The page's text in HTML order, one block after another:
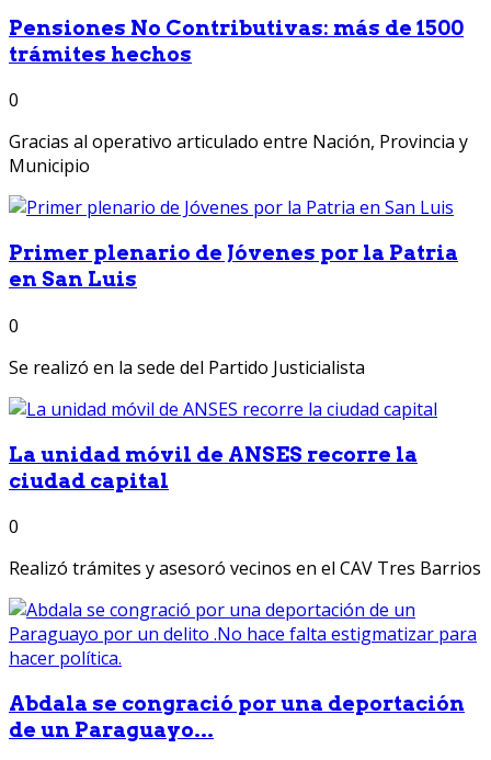
Pensiones No Contributivas: más de 1500
trámites hechos
0
Gracias al operativo articulado entre Nación, Provincia y
Municipio
Primer plenario de Jóvenes por la Patria
en San Luis
0
Se realizó en la sede del Partido Justicialista
La unidad móvil de ANSES recorre la
ciudad capital
0
Realizó trámites y asesoró vecinos en el CAV Tres Barrios
Abdala se congració por una deportación
de un Paraguayo...